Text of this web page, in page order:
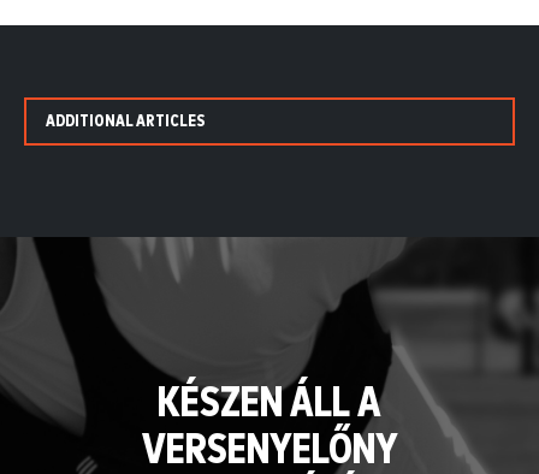
ADDITIONAL ARTICLES
KÉSZEN ÁLL A
VERSENYELŐNY